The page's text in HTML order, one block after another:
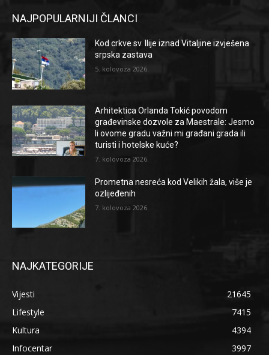
NAJPOPULARNIJI ČLANCI
Kod crkve sv. Ilije iznad Vitaljine izvješena
srpska zastava
5. kolovoza 2026.
Arhitektica Orlanda Tokić povodom
građevinske dozvole za Maestrale: Jesmo
li ovome gradu važni mi građani grada ili
turisti i hotelske kuće?
7. kolovoza 2026.
Prometna nesreća kod Velikih žala, više je
ozlijeđenih
7. kolovoza 2026.
NAJKATEGORIJE
Vijesti
21645
Lifestyle
7415
Kultura
4394
Infocentar
3997